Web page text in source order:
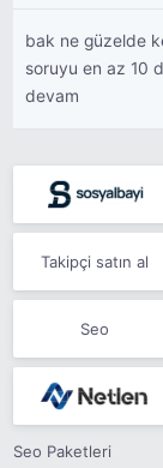
bak ne güzelde
soruyu en az 10
devam
Takipçi satın al
Seo
Seo Paketleri